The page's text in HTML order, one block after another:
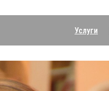
Услуги